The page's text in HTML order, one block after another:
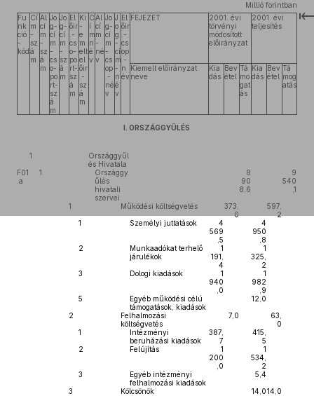
Millió forintban
Fu
nk
ció
-
kód
Cí
m
-
sz
á
m
Al
cí
m
-
sz
á
m
Jo
g-
cí
m
-
cs
o-
po
rt-
sz
á
m
Jo
g-
cí
m
-
sz
á
m
El
őir
.-
cs
o-
po
rt-
sz
á
m
Ki
-
e
m
elt
el
őir
.-
sz
á
m
C
í
m
n
é
v
Al
cí
m
-
né
v
Jo
g-
cí
m
-
cs
op
.-
né
v
J
o
g
-
cí
m
-
n
é
v
El
őir
.-
cs
op
.-
n
év
FEJEZET
2001. évi
törvényi
módosított
előirányzat
2001. évi
teljesítés
Kiemelt előirányzat
neve
Kia
dás
Bev
étel
Tá
mo
gat
ás
Kia
dás
Bev
étel
Tá
mog
atás
I. ORSZÁGGYŰLÉS
1
Országgyűl
és Hivatala
F01
.a
1
Országgy
űlés
hivatali
szervei
8
90
8,6
9
540
,1
1
Működési költségvetés
373,
0
597,
2
1
Személyi juttatások
4
569
,5
4
950
,8
2
Munkaadókat terhelő
járulékok
1
191,
4
1
325,
2
3
Dologi kiadások
1
940
,0
1
982
,9
5
Egyéb működési célú
támogatások, kiadások
12,0
2
Felhalmozási
költségvetés
7,0
63,
0
1
Intézményi
beruházási kiadások
387,
7
415,
5
2
Felújítás
1
200
,0
1
534,
2
3
Egyéb intézményi
felhalmozási kiadások
5,4
3
Kölcsönök 14,014,0